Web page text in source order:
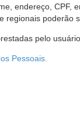
endereço,
pelo
Pessoais.